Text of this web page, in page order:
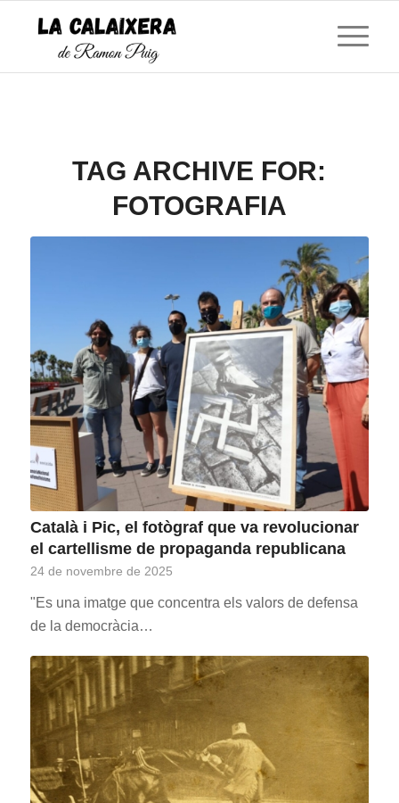
TAG ARCHIVE FOR:
FOTOGRAFIA
Català i Pic, el fotògraf que va revolucionar
el cartellisme de propaganda republicana
24 de novembre de 2025
"Es una imatge que concentra els valors de defensa
de la democràcia…